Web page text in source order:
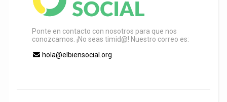
Ponte en contacto con nosotros para que nos
conozcamos. ¡No seas timid@! Nuestro correo es:
hola@elbiensocial.org